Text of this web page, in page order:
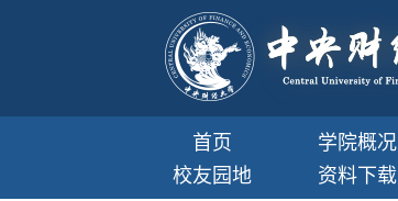
首页 学院概况
校友园地
资料下载